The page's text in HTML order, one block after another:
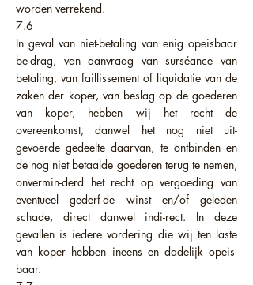
worden verrekend.
7.6
In geval van niet-betaling van enig opeisbaar
be-drag, van aanvraag van surséance van
betaling, van faillissement of liquidatie van de
zaken der koper, van beslag op de goederen
van koper, hebben wij het recht de
overeenkomst, danwel het nog niet uit-
gevoerde gedeelte daarvan, te ontbinden en
de nog niet betaalde goederen terug te nemen,
onvermin-derd het recht op vergoeding van
eventueel gederf-de winst en/of geleden
schade, direct danwel indi-rect. In deze
gevallen is iedere vordering die wij ten laste
van koper hebben ineens en dadelijk opeis-
baar.